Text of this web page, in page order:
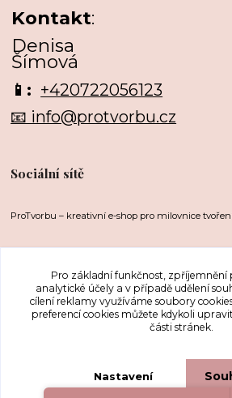
Kontakt:
Denisa
Šímová
📱: +420722056123
📧 info@protvorbu.cz
Sociální sítě
ProTvorbu – kreativní e-shop pro milovnice
Upravit sběr cookies.
Pro základní funkčnost, zpříjemnění
analytické účely a v případě udělení
cílení reklamy využíváme soubory
preferencí cookies můžete kdykoli
části stránek.
Nastavení